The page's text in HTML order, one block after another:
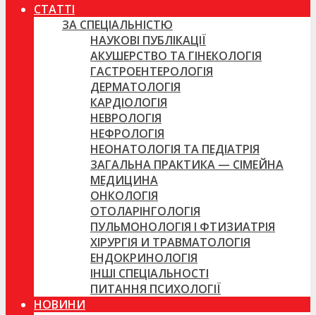
СТАТТІ
ЗА СПЕЦІАЛЬНІСТЮ
НАУКОВІ ПУБЛІКАЦІЇ
АКУШЕРСТВО ТА ГІНЕКОЛОГІЯ
ГАСТРОЕНТЕРОЛОГІЯ
ДЕРМАТОЛОГІЯ
КАРДІОЛОГІЯ
НЕВРОЛОГІЯ
НЕФРОЛОГІЯ
НЕОНАТОЛОГІЯ ТА ПЕДІАТРІЯ
ЗАГАЛЬНА ПРАКТИКА — СІМЕЙНА
МЕДИЦИНА
ОНКОЛОГІЯ
ОТОЛАРІНГОЛОГІЯ
ПУЛЬМОНОЛОГІЯ І ФТИЗИАТРІЯ
ХІРУРГІЯ И ТРАВМАТОЛОГІЯ
ЕНДОКРИНОЛОГІЯ
ІНШІ СПЕЦІАЛЬНОСТІ
ПИТАННЯ ПСИХОЛОГІЇ
НОВИНИ